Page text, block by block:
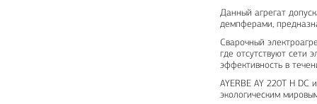
Данный агрегат
демпферами,
Сварочный
где отсутствуют сети
эффективность в
AYERBE AY 220T H
экологическим